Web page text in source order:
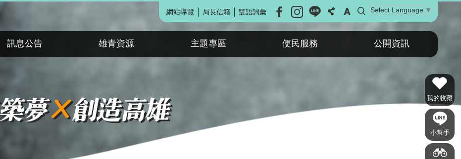
網站導覽 局長信箱 雙語詞彙 Select Language ▼
訊息公告 雄青資源 主題專區 便民服務 公開資訊
我的收藏
小幫手